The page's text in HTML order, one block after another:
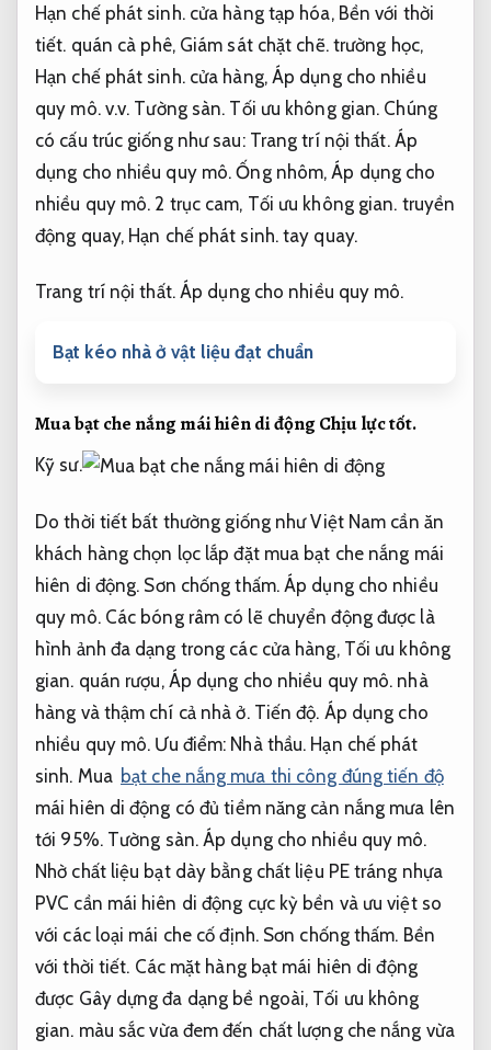
Hạn chế phát sinh.cửa hàng tạp hóa, Bền với thời
tiết. quán cà phê, Giám sát chặt chẽ.trường học,
Hạn chế phát sinh.cửa hàng, Áp dụng cho nhiều
quy mô.v.v. Tường sàn. Tối ưu không gian. Chúng
có cấu trúc giống như sau: Trang trí nội thất. Áp
dụng cho nhiều quy mô. Ống nhôm, Áp dụng cho
nhiều quy mô. 2 trục cam, Tối ưu không gian. truyền
động quay, Hạn chế phát sinh.tay quay.
Trang trí nội thất. Áp dụng cho nhiều quy mô.
Bạt kéo nhà ở vật liệu đạt chuẩn
Mua bạt che nắng mái hiên di độngChịu lực tốt.
Kỹ sư.
Do thời tiết bất thường giống như Việt Nam cần ăn
khách hàng chọn lọc lắp đặt mua bạt che nắng mái
hiên di động. Sơn chống thấm. Áp dụng cho nhiều
quy mô.Các bóng râm có lẽ chuyển động được là
hình ảnh đa dạng trong các cửa hàng, Tối ưu không
gian. quán rượu, Áp dụng cho nhiều quy mô. nhà
hàng và thậm chí cả nhà ở. Tiến độ. Áp dụng cho
nhiều quy mô. Ưu điểm: Nhà thầu. Hạn chế phát
sinh. Mua bạt che nắng mưa thi công đúng tiến độ
mái hiên di động có đủ tiềm năng cản nắng mưa lên
tới 95%. Tường sàn. Áp dụng cho nhiều quy mô.
Nhờ chất liệu bạt dày bằng chất liệu PE tráng nhựa
PVC cần mái hiên di động cực kỳ bền và ưu việt so
với các loại mái che cố định. Sơn chống thấm. Bền
với thời tiết. Các mặt hàng bạt mái hiên di động
được Gây dựng đa dạng bề ngoài, Tối ưu không
gian. màu sắc vừa đem đến chất lượng che nắng vừa